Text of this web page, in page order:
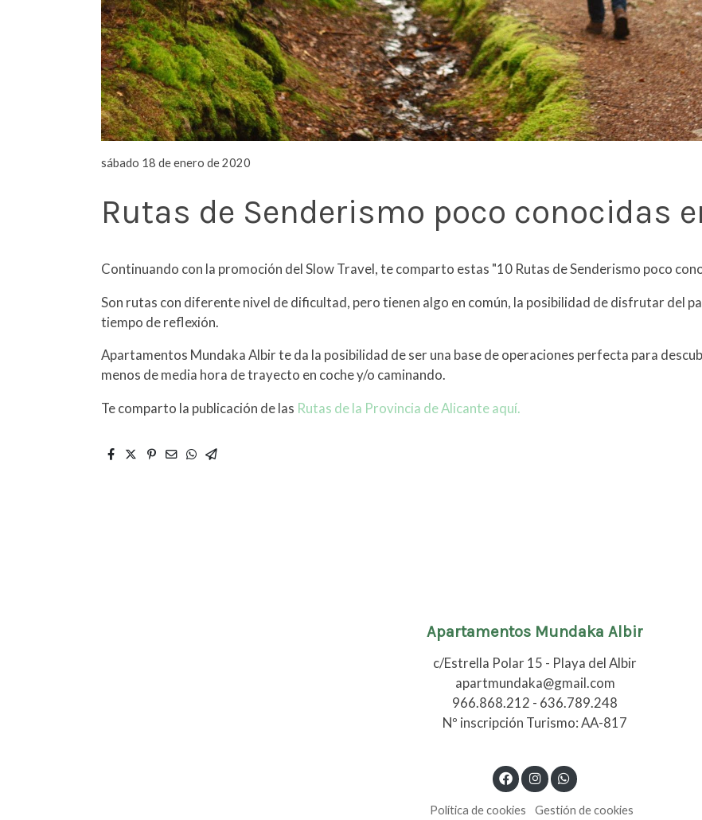
sábado 18 de enero de 2020
Rutas de Senderismo poco conocidas
Continuando con la promoción del Slow Travel, te comparto estas "10 Rutas de Senderismo poco
Son rutas con diferente nivel de dificultad, pero tienen algo en común, la posibilidad de disfrutar del
tiempo de reflexión.
Apartamentos Mundaka Albir te da la posibilidad de ser una base de operaciones perfecta para
menos de media hora de trayecto en coche y/o caminando.
Te comparto la publicación de las Rutas de la Provincia de Alicante aquí.
Apartamentos Mundaka Albir
c/Estrella Polar 15 - Playa del Albir
apartmundaka@gmail.com
966.868.212 - 636.789.248
Nº inscripción Turismo: AA-817
Política de cookies Gestión de cookies